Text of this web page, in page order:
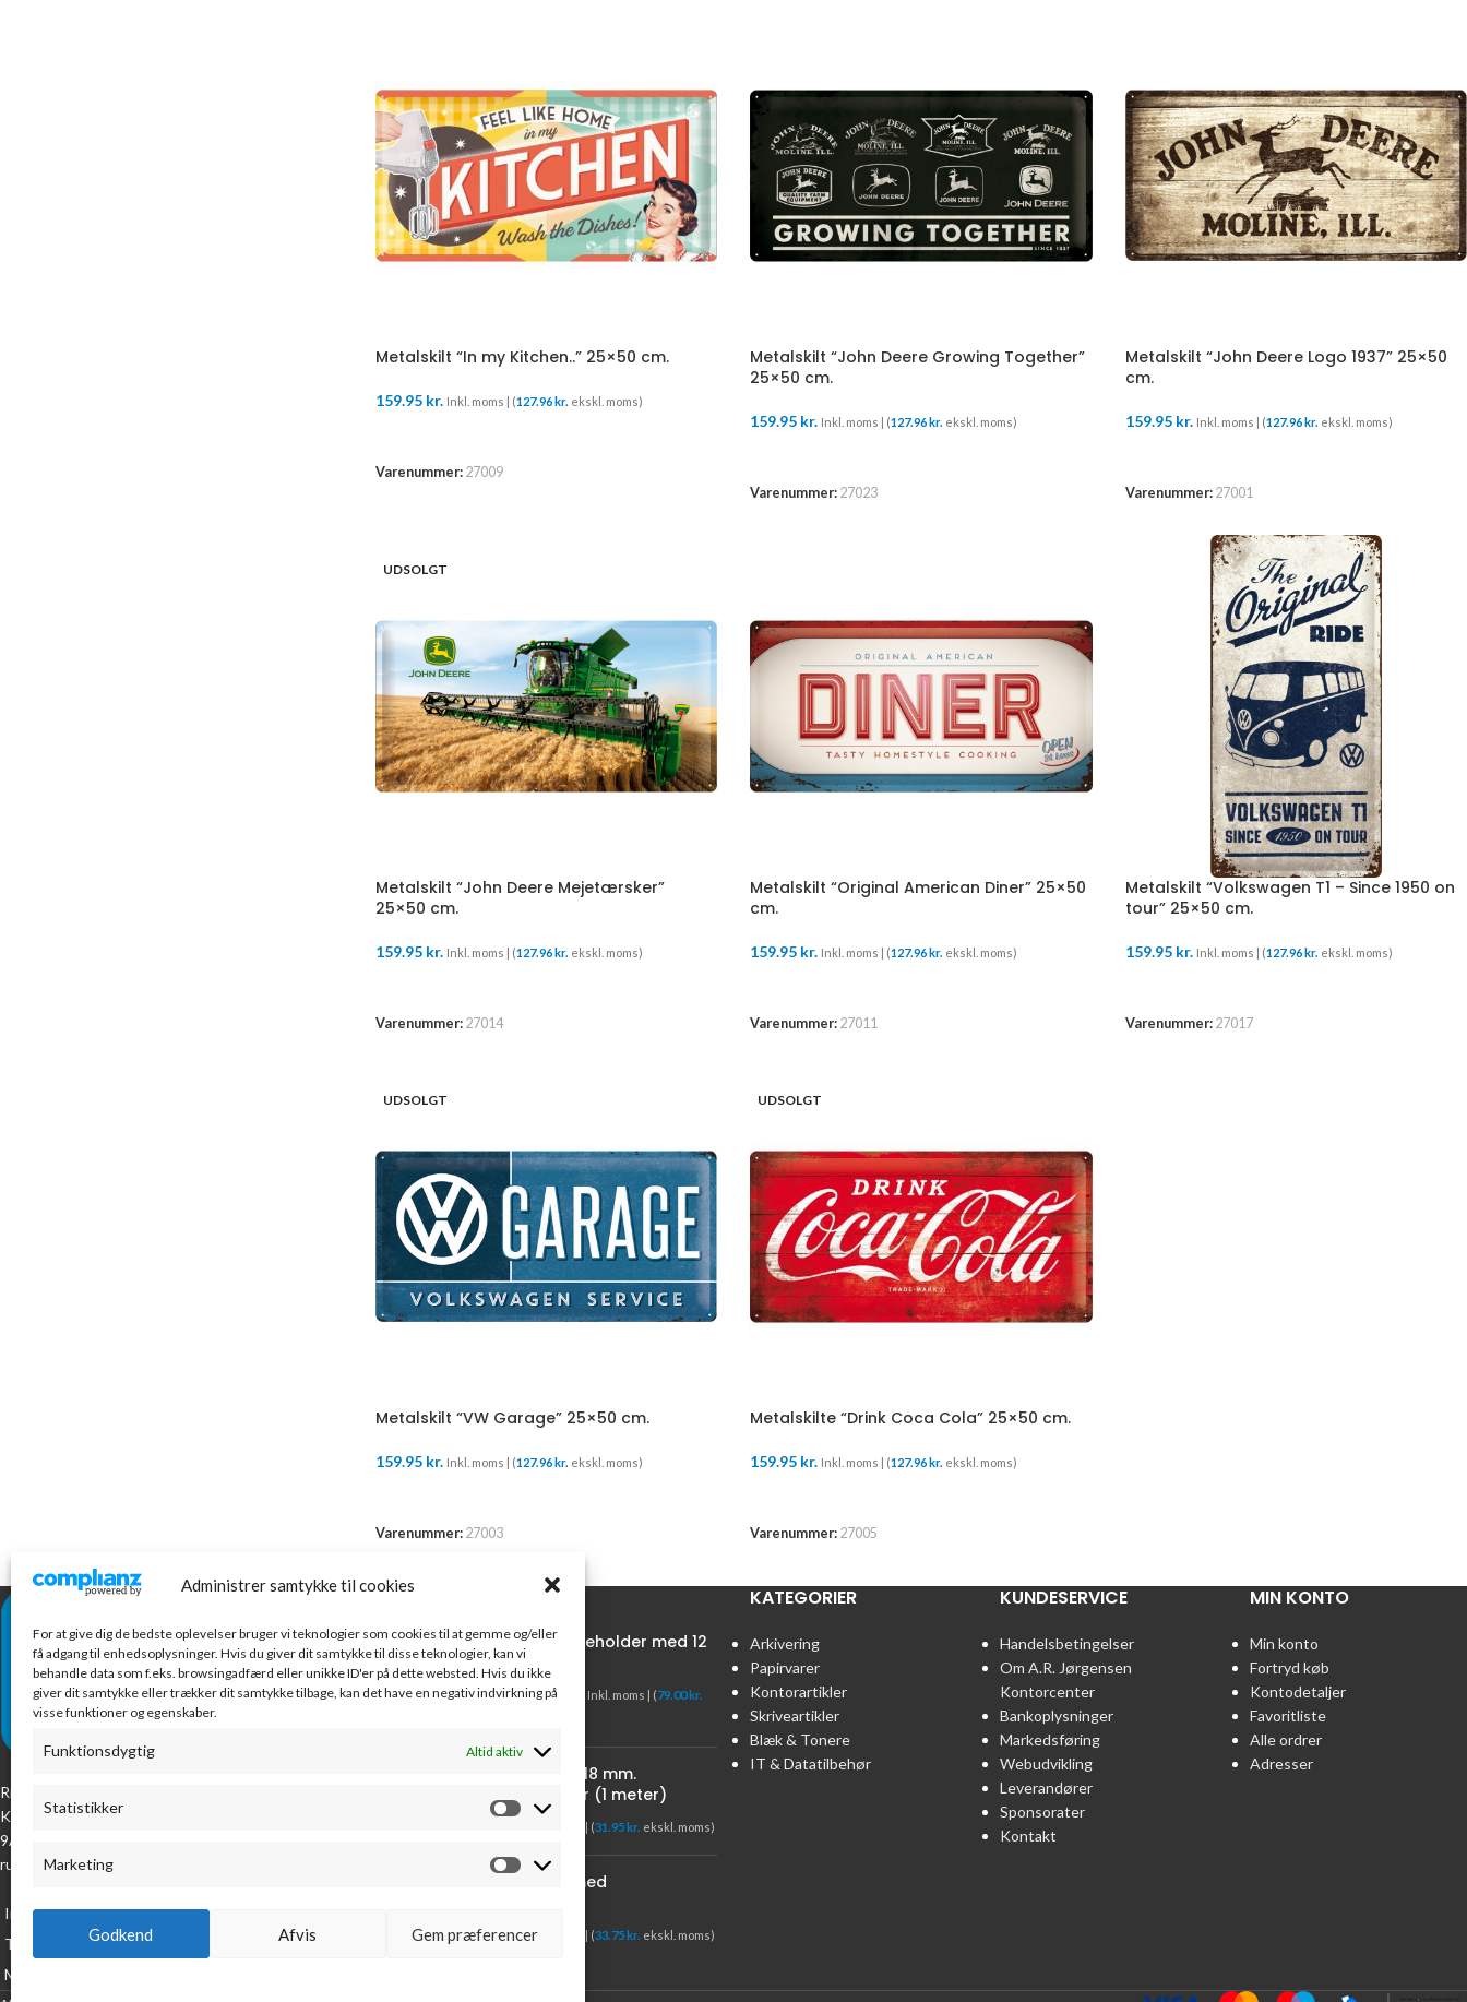
Administrer samtykke til cookies
For at give dig de bedste oplevelser bruger vi teknologier som cookies til at gemme og/eller
få adgang til enhedsoplysninger. Hvis du giver dit samtykke til disse teknologier, kan vi
behandle data som f.eks. browsingadfærd eller unikke ID'er på dette websted. Hvis du ikke
giver dit samtykke eller trækker dit samtykke tilbage, kan det have en negativ indvirkning på
visse funktioner og egenskaber.
Funktionsdygtig Altid aktiv
Statistikker
Marketing
Godkend Afvis Gem præferencer
Metalskilt “In my Kitchen..” 25×50 cm.
159.95 kr. Inkl. moms | (127.96kr. ekskl. moms)
Varenummer: 27009
Metalskilt “John Deere Growing Together”
25×50 cm.
159.95 kr. Inkl. moms | (127.96kr. ekskl. moms)
Varenummer: 27023
Metalskilt “John Deere Logo 1937” 25×50
cm.
159.95 kr. Inkl. moms | (127.96kr. ekskl. moms)
Varenummer: 27001
UDSOLGT
Metalskilt “John Deere Mejetærsker”
25×50 cm.
159.95 kr. Inkl. moms | (127.96kr. ekskl. moms)
Varenummer: 27014
Metalskilt “Original American Diner” 25×50
cm.
159.95 kr. Inkl. moms | (127.96kr. ekskl. moms)
Varenummer: 27011
Metalskilt “Volkswagen T1 – Since 1950 on
tour” 25×50 cm.
159.95 kr. Inkl. moms | (127.96kr. ekskl. moms)
Varenummer: 27017
UDSOLGT
Metalskilt “VW Garage” 25×50 cm.
159.95 kr. Inkl. moms | (127.96kr. ekskl. moms)
Varenummer: 27003
UDSOLGT
Metalskilte “Drink Coca Cola” 25×50 cm.
159.95 kr. Inkl. moms | (127.96kr. ekskl. moms)
Varenummer: 27005
Ribes lokale kontorcenter. Vi har alt til kontoret.
Kom og oplev vores kæmpe udvalg på Industrivej
9A, eller tag en tur på vores webshop, som
rummer mere end 8000 varenumre!
Industrivej 9A, 6760 Ribe
Telefon: 7199 2223
Mail: arj@arjshop.dk
NYESTE VARER
Container Penneholder med 12
rum
198.75kr. 98.75 Inkl. moms | (79.00kr.
Tape Nano Gel18 mm.
indoor/outdoor (1 meter)
Inkl. moms | (31.95kr. ekskl. moms)
Kassekladde med
42.19kr. Inkl. moms | (33.75kr. ekskl. moms)
KATEGORIER
Arkivering
Papirvarer
Kontorartikler
Skriveartikler
Blæk & Tonere
IT & Datatilbehør
KUNDESERVICE
Handelsbetingelser
Om A.R. Jørgensen
Kontorcenter
Bankoplysninger
Markedsføring
Webudvikling
Leverandører
Sponsorater
Kontakt
MIN KONTO
Min konto
Fortryd køb
Kontodetaljer
Favoritliste
Alle ordrer
Adresser